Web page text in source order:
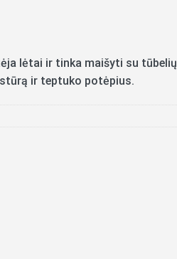
lėtai ir tinka maišyti su tūbelių
ir teptuko potėpius.